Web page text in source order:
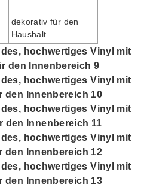
dekorativ für den
Haushalt